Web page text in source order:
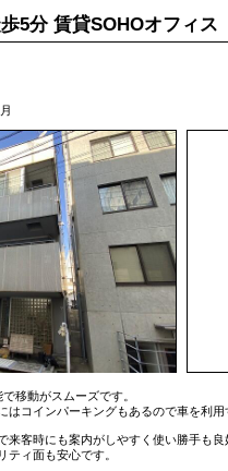
歩5分 賃貸SOHOオフィス
移動がスムーズです。
はコインパーキングもあるので車を利用
来客時にも案内がしやすく使い勝手も良
ティ面も安心です。